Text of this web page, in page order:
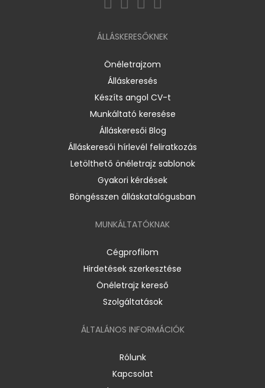
ÁLLÁSKERESŐKNEK
Önéletrajzom
Álláskeresés
Készíts angol CV-t
Munkáltató keresése
Álláskeresői Blog
Álláskeresői hírlevél feliratkozás
Letölthető önéletrajz sablonok
Gyakori kérdések
Böngésszen álláskatalógusban
MUNKÁLTATÓKNAK
Cégprofilom
Hirdetések szerkesztése
Önéletrajz kereső
Szolgáltatások
ÁLTALÁNOS INFORMÁCIÓK
Rólunk
Kapcsolat